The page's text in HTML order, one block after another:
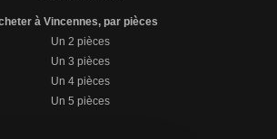
à Vincennes, par pièces
Un 2 pièces
Un 3 pièces
Un 4 pièces
Un 5 pièces